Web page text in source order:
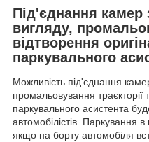
Під'єднання камер
вигляду,
відтворення
паркувального
Можливість під'єднання
промальовування траєкторії
паркувального асистента
автомобілістів. Паркування
якщо на борту автомобіля